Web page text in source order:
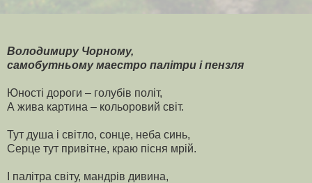
Володимиру Чорному,
самобутньому маестро палітри і пензля
Юності дороги – голубів політ,
А жива картина – кольоровий світ.
Тут душа і світло, сонце, неба синь,
Серце тут привітне, краю пісня мрій.
І палітра світу, мандрів дивина,